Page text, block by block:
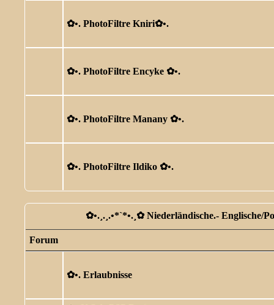
✿ •. PhotoFiltre Kniri✿ •.
✿ •. PhotoFiltre Encyke ✿ •.
✿ •. PhotoFiltre Manany ✿ •.
✿ •. PhotoFiltre Ildiko ✿ •.
✿ •.¸.¸.•*`*•.¸✿ Niederländische.- Englische/
Forum
✿ •. Erlaubnisse